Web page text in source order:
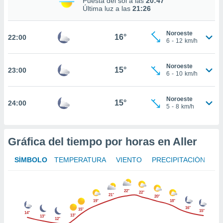
como
IP
traten tus
en
interés
Última luz a las 21:26
22:00 16°
Noroeste
6 - 12 km/h
23:00 15°
Noroeste
6 - 10 km/h
24:00 15°
Noroeste
5 - 8 km/h
Gráfica del tiempo por horas en Aller
SÍMBOLO TEMPERATURA VIENTO PRECIPITACIÓN
14°
13°
12°
13°
15°
19°
21°
22°
22°
20°
18°
16°
15°